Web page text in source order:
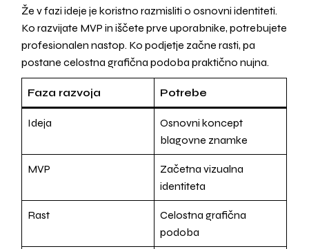
Že v fazi ideje je koristno razmisliti o osnovni identiteti.
Ko razvijate MVP in iščete prve uporabnike, potrebujete
profesionalen nastop. Ko podjetje začne rasti, pa
postane celostna grafična podoba praktično nujna.
Faza razvoja Potrebe
Ideja
Osnovni koncept
blagovne znamke
MVP
Začetna vizualna
identiteta
Rast
Celostna grafična
podoba